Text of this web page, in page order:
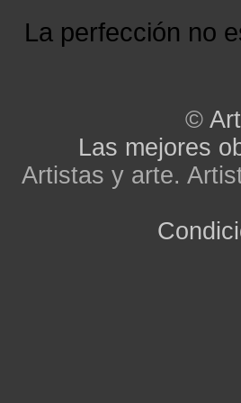
La perfección no
©
Las mejores
Artistas y arte.